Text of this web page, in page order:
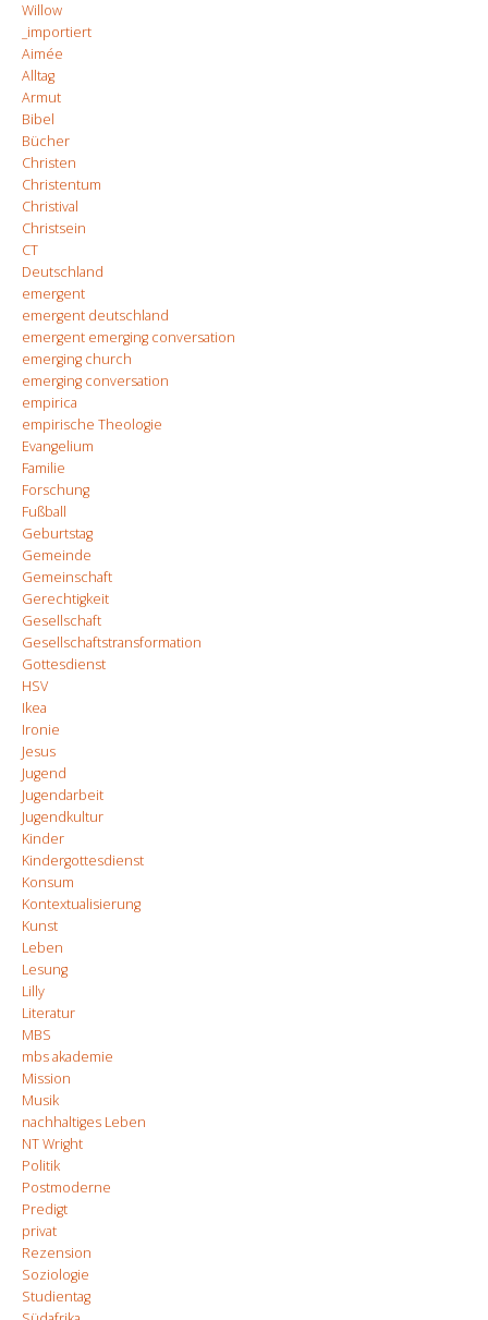
Willow
_importiert
Aimée
Alltag
Armut
Bibel
Bücher
Christen
Christentum
Christival
Christsein
CT
Deutschland
emergent
emergent deutschland
emergent emerging conversation
emerging church
emerging conversation
empirica
empirische Theologie
Evangelium
Familie
Forschung
Fußball
Geburtstag
Gemeinde
Gemeinschaft
Gerechtigkeit
Gesellschaft
Gesellschaftstransformation
Gottesdienst
HSV
Ikea
Ironie
Jesus
Jugend
Jugendarbeit
Jugendkultur
Kinder
Kindergottesdienst
Konsum
Kontextualisierung
Kunst
Leben
Lesung
Lilly
Literatur
MBS
mbs akademie
Mission
Musik
nachhaltiges Leben
NT Wright
Politik
Postmoderne
Predigt
privat
Rezension
Soziologie
Studientag